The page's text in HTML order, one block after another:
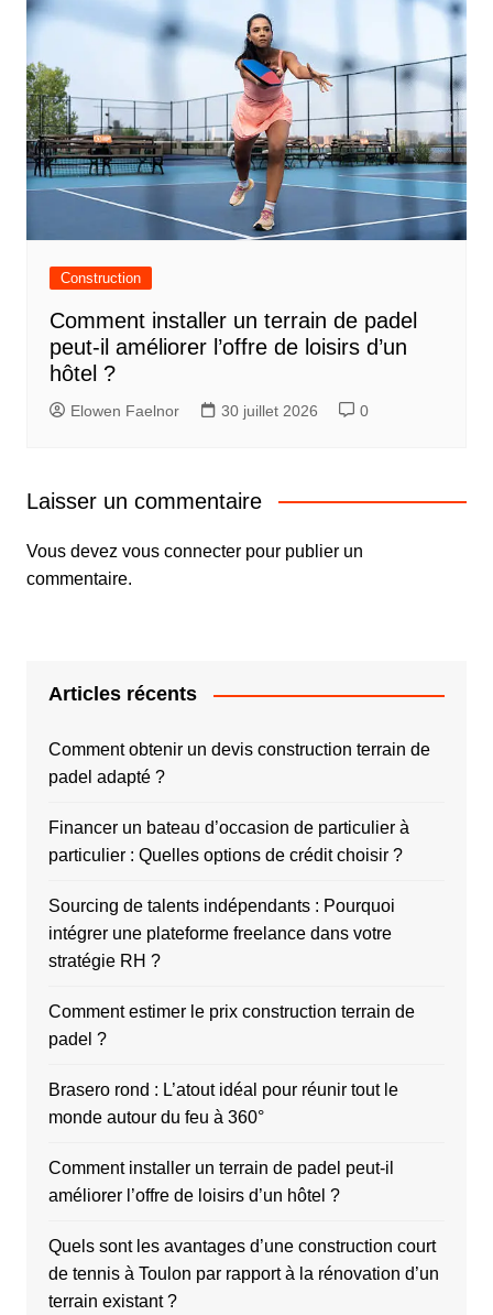
Construction
Comment installer un terrain de padel
peut-il améliorer l’offre de loisirs d’un
hôtel ?
Elowen Faelnor 30 juillet 2026 0
Laisser un commentaire
Vous devez vous connecterpour publier un
commentaire.
Articles récents
Comment obtenir un devis construction terrain de
padel adapté ?
Financer un bateau d’occasion de particulier à
particulier : Quelles options de crédit choisir ?
Sourcing de talents indépendants : Pourquoi
intégrer une plateforme freelance dans votre
stratégie RH ?
Comment estimer le prix construction terrain de
padel ?
Brasero rond : L’atout idéal pour réunir tout le
monde autour du feu à 360°
Comment installer un terrain de padel peut-il
améliorer l’offre de loisirs d’un hôtel ?
Quels sont les avantages d’une construction court
de tennis à Toulon par rapport à la rénovation d’un
terrain existant ?